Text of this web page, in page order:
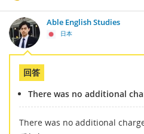
Able English Studies
日本
回答
There was no additional
There was no additional